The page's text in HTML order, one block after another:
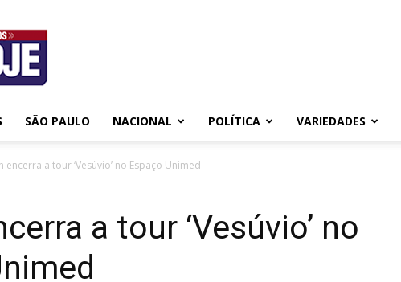
Guarulhos
Hoje
SÃO PAULO NACIONAL POLÍTICA VARIEDADES
encerra a tour ‘Vesúvio’ no Espaço Unimed
a tour ‘Vesúvio’ no